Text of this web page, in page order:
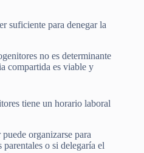
suficiente para denegar la
no es determinante
compartida es viable y
tiene un horario laboral
organizarse para
o si delegaría el